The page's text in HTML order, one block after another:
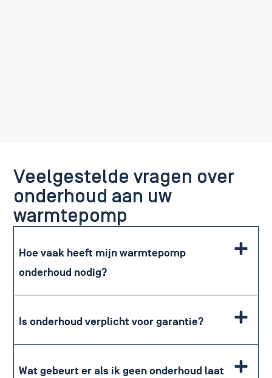
Veelgestelde vragen over
onderhoud aan uw
warmtepomp
Hoe vaak heeft mijn warmtepomp
onderhoud nodig?
Is onderhoud verplicht voor garantie?
Wat gebeurt er als ik geen onderhoud laat